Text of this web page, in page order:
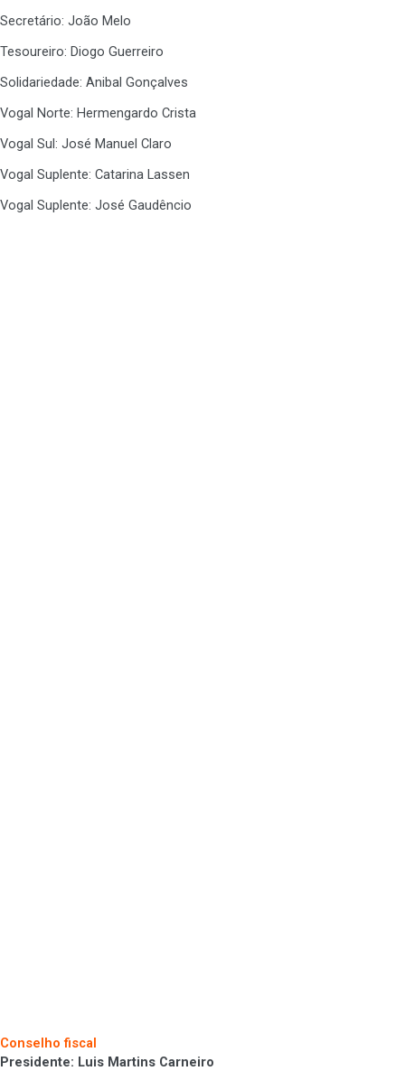
Secretário: João Melo
Tesoureiro: Diogo Guerreiro
Solidariedade: Anibal Gonçalves
Vogal Norte: Hermengardo Crista
Vogal Sul: José Manuel Claro
Vogal Suplente: Catarina Lassen
Vogal Suplente: José Gaudêncio
Conselho fiscal
Presidente: Luis Martins Carneiro